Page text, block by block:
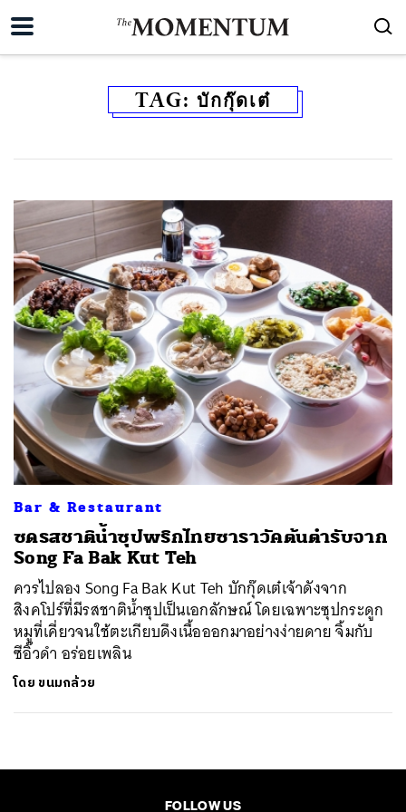
TAG: บักกุ๊ดเต๋
Bar & Restaurant
ซดรสชาติน้ำซุปพริกไทยซาราวัคต้นตำรับจาก
Song Fa Bak Kut Teh
ควรไปลอง Song Fa Bak Kut Teh บักกุ๊ดเต๋เจ้าดังจาก
สิงคโปร์ที่มีรสชาติน้ำซุปเป็นเอกลักษณ์ โดยเฉพาะซุปกระดูก
หมูที่เคี่ยวจนใช้ตะเกียบดึงเนื้อออกมาอย่างง่ายดาย จิ้มกับ
ซีอิ๊วดำ อร่อยเพลิน
โดย ขนมกล้วย
FOLLOW US
ค้นหา
SHARE TWEET LINE EMAIL